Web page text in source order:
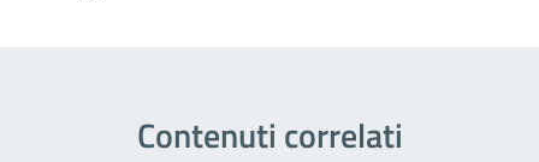
Contenuti correlati